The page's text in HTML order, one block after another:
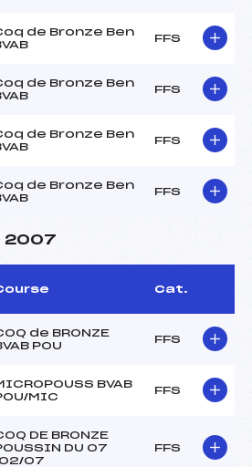
de Bronze Ben
FFS
de Bronze Ben
FFS
de Bronze Ben
FFS
de Bronze Ben
FFS
2007
Cat.
de BRONZE
POU
FFS
BVAB
MIC
FFS
DE BRONZE
DU 07
07
FFS